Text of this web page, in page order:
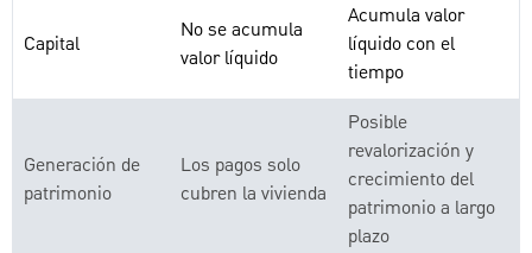
Capital
No se acumula
valor líquido
Acumula valor
líquido con el
tiempo
Generación de
patrimonio
Los pagos solo
cubren la vivienda
Posible
revalorización y
crecimiento del
patrimonio a largo
plazo